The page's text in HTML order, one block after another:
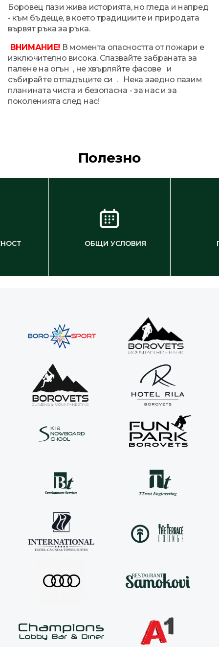
Боровец пази жива историята, но гледа и напред
- към бъдеще, в което традициите и природата
вървят ръка за ръка.
ВНИМАНИЕ! В момента опасността от пожари е
изключително висока. Спазвайте забраната за
палене на огън , не хвърляйте фасове и
събирайте отпадъците си . Нека заедно пазим
планината чиста и безопасна - за нас и за
поколенията след нас!
Полезно
ОБЩИ УСЛОВИЯ